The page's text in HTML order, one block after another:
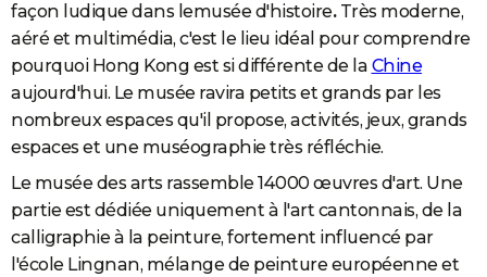
façon ludique dans lemusée d'histoire.Très moderne,
aéré et multimédia, c'est le lieu idéal pour comprendre
pourquoi Hong Kong est si différente de la Chine
aujourd'hui. Le musée ravira petits et grands par les
nombreux espaces qu'il propose, activités, jeux, grands
espaces et une muséographie très réfléchie.
Le musée des arts rassemble 14000 œuvres d'art. Une
partie est dédiée uniquement à l'art cantonnais, de la
calligraphie à la peinture, fortement influencé par
l'école Lingnan, mélange de peinture européenne et